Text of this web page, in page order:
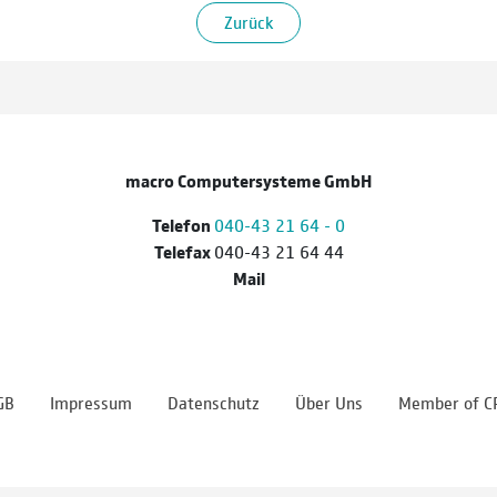
Zurück
macro Computersysteme GmbH
Telefon 040-43 21 64 - 0
Telefax040-43 21 64 44
Mail
Impressum Datenschutz Über Uns Member of